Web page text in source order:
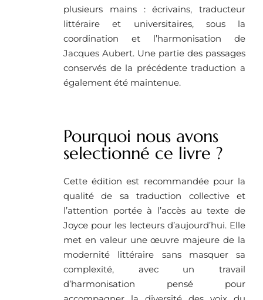
plusieurs mains : écrivains, traducteur
littéraire et universitaires, sous la
coordination et l’harmonisation de
Jacques Aubert. Une partie des passages
conservés de la précédente traduction a
également été maintenue.
Pourquoi nous avons
selectionné ce livre ?
Cette édition est recommandée pour la
qualité de sa traduction collective et
l’attention portée à l’accès au texte de
Joyce pour les lecteurs d’aujourd’hui. Elle
met en valeur une œuvre majeure de la
modernité littéraire sans masquer sa
complexité, avec un travail
d’harmonisation pensé pour